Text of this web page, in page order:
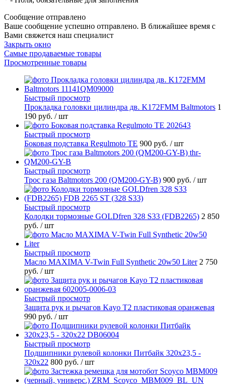
Сообщение отправлено
Ваше сообщение успешно отправлено. В ближайшее время с
Вами свяжется наш специалист
Закрыть окно
Самые продаваемые товары
Просмотренные товары
Быстрый просмотр
Прокладка головки цилиндра дв. K172FMM Baltmotors 1
190 руб. / шт
Быстрый просмотр
Боковая подставка Regulmoto TE 900 руб. / шт
Быстрый просмотр
Трос газа Baltmotors 200 (QM200-GY-B) 900 руб. / шт
Быстрый просмотр
Колодки тормозные GOLDfren 328 S33 (FDB2265) 2 850
руб. / шт
Быстрый просмотр
Масло MAXIMA V-Twin Full Synthetic 20w50 Liter 2 750
руб. / шт
Быстрый просмотр
Защита рук и рычагов Kayo T2 пластиковая оранжевая
990 руб. / шт
Быстрый просмотр
Подшипники рулевой колонки Питбайк 320x23,5 -
320x22 800 руб. / шт